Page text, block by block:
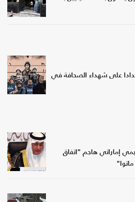
حدادا على شهداء الصحافة في
إماراتي هاجم "اتفاق